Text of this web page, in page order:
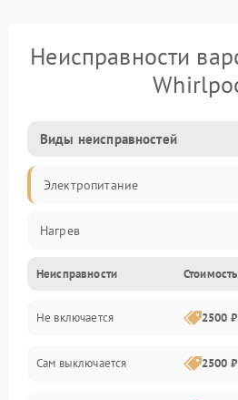
Неисправности
Виды неисправностей
Электропитание
Нагрев
Неисправности Стоимость
Не включается 2500 ₽
Сам выключается 2500 ₽